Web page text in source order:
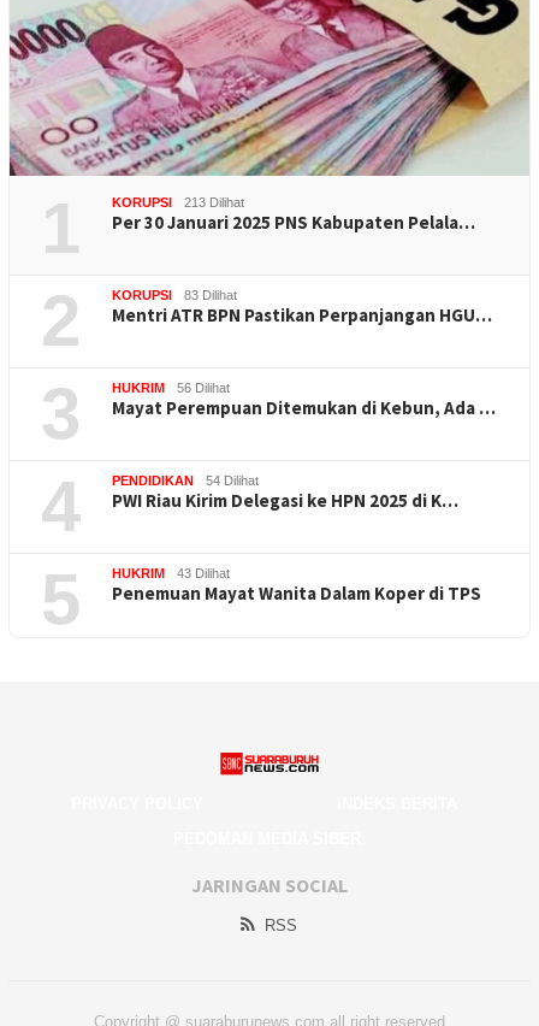
1 KORUPSI 213 Dilihat
Per 30 Januari 2025 PNS Kabupaten Pelala…
2 KORUPSI 83 Dilihat
Mentri ATR BPN Pastikan Perpanjangan HGU…
3 HUKRIM 56 Dilihat
Mayat Perempuan Ditemukan di Kebun, Ada …
4 PENDIDIKAN 54 Dilihat
PWI Riau Kirim Delegasi ke HPN 2025 di K…
5 HUKRIM 43 Dilihat
Penemuan Mayat Wanita Dalam Koper di TPS
JARINGAN SOCIAL
RSS
Copyright @ suaraburunews.com all right reserved